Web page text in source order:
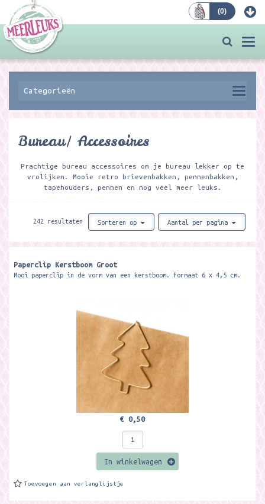
(0)
Categorieën
Bureau/ Accessoires
Prachtige bureau accessoires om je bureau lekker op te
vrolijken. Mooie retro brievenbakken, pennenbakken,
tapehouders, pennen en nog veel meer leuks.
242 resultaten Sorteren op Aantal per pagina
Paperclip Kerstboom Groot
Mooi paperclip in de vorm van een kerstboom. Formaat 6 x 4,5 cm.
€ 0,50
In winkelwagen
Toevoegen aan verlanglijstje